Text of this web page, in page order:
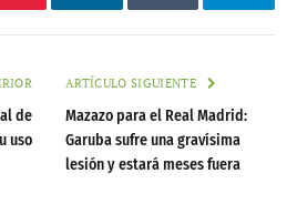
Pinterest LinkedInTumblr
de
uso
ARTÍCULO SIGUIENTE
Mazazo para el Real Madrid:
Garuba sufre una gravísima
lesión y estará meses fuera